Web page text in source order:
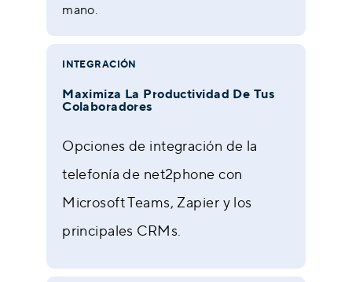
mano.
INTEGRACIÓN
Maximiza La Productividad De Tus
Colaboradores
Opciones de integración de la
telefonía de net2phone con
Microsoft Teams, Zapier y los
principales CRMs.